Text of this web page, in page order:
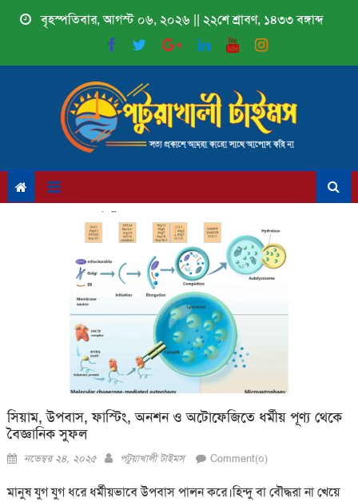
Skip
বৃহস্পতিবার, আগস্ট ০৬, ২০২৬ || ২২শে শ্রাবণ, ১৪৩৩ বঙ্গাব্দ
সিয়াম, উপবাস, ফাস্টিং, অনশন ও অটোফেজিতে ধর্মীয় পূণ্য থেকে
বৈজ্ঞানিক সুফল
Posted
নভেম্বর ২৪, ২০২৫ Author
পটুয়াখালী টাইমস Comment(০)
মানুষ যুগ যুগ ধরে ধর্মীয়ভাবে উপবাস পালন করে।হিন্দু বা বৌদ্ধরা না খেয়ে